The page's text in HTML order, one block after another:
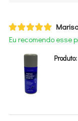
Eu recomendo esse
Produto: